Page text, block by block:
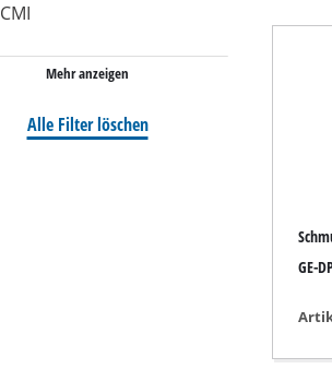
Wand- /
Sonstige
Schleif- /
Elektro-
Druckluftgeräte
CMI
Mehr anzeigen
Alle Filter löschen
GE-